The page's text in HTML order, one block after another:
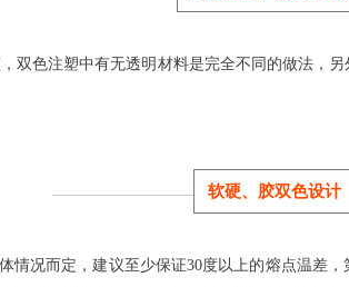
双色注塑中有无透明材料是完全不同的做法，
软硬、胶双色设计
情况而定，建议至少保证30度以上的熔点温差